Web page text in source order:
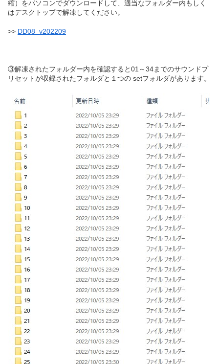
縮）をパソコンでダウンロードして、適当なフォルダー内もしく
はデスクトップで解凍してください。
>> DD08_v202209
③解凍されたフォルダー内を確認すると01～34までのサウンドプ
リセットが収録されたフォルダと１つの setフォルダがあります。